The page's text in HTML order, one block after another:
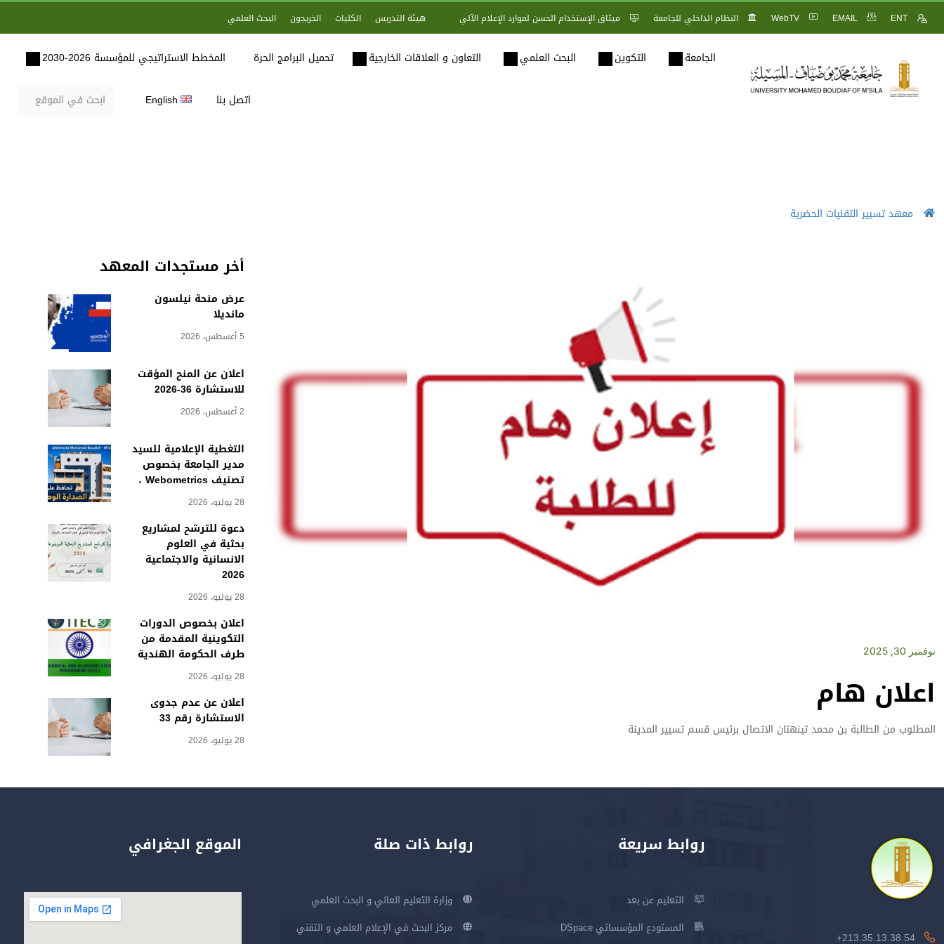
ENT
EMAIL
WebTV النظام الداخلي للجامعة ميثاق الإستخدام الحسن لموارد الإعلام الآلي هيئة التدريس الكليات الخريجون البحث العلمي
الجامعة التكوين البحث العلمي التعاون و العلاقات الخارجية تحميل البرامج الحرة المخطط الاستراتيجي للمؤسسة 2026-2030
اتصل بنا English
معهد تسيير التقنيات الحضرية
أخر مستجدات المعهد
عرض منحة نيلسون
مانديلا
5 أغسطس، 2026
اعلان عن المنح المؤقت
للاستشارة 36-2026
2 أغسطس، 2026
التغطية الإعلامية للسيد
مدير الجامعة بخصوص
تصنيف Webometrics ،
28 يوليو، 2026
دعوة للترشح لمشاريع
بحثية في العلوم
الانسانية والاجتماعية
2026
28 يوليو، 2026
اعلان بخصوص الدورات
التكوينية المقدمة من
طرف الحكومة الهندية
28 يوليو، 2026
اعلان عن عدم جدوى
الاستشارة رقم 33
28 يوليو، 2026
نوفمبر 30, 2025
اعلان هام
المطلوب من الطالبة بن محمد تينهتان الاتصال برئيس قسم تسيير المدينة
213.35.13.38.54+
روابط سريعة
التعليم عن بعد
المستودع المؤسساتي DSpace
روابط ذات صلة
وزارة التعليم العالي و البحث العلمي
مركز البحث في الإعلام العلمي و التقني
الموقع الجغرافي